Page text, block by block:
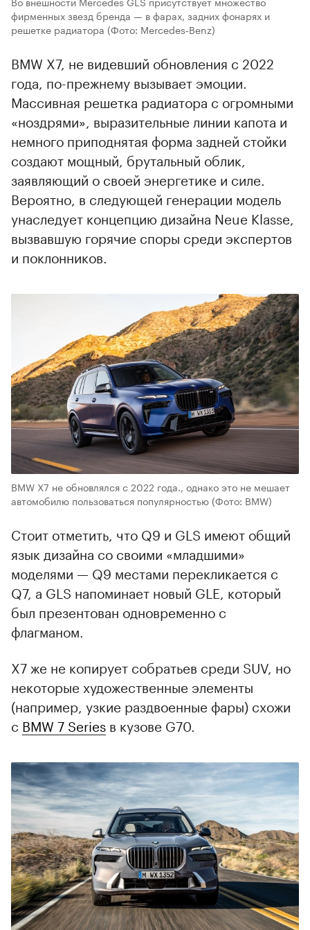
фирменных звезд бренда — в фарах, задних фонарях и
решетке радиатора (Фото: Mercedes‑Benz)
BMW X7, не видевший обновления с 2022
года, по-прежнему вызывает эмоции.
Массивная решетка радиатора с огромными
«ноздрями», выразительные линии капота и
немного приподнятая форма задней стойки
создают мощный, брутальный облик,
заявляющий о своей энергетике и силе.
Вероятно, в следующей генерации модель
унаследует концепцию дизайна Neue Klasse,
вызвавшую горячие споры среди экспертов
и поклонников.
BMW X7 не обновлялся с 2022 года., однако это не мешает
автомобилю пользоваться популярностью(Фото: BMW)
Стоит отметить, что Q9 и GLS имеют общий
язык дизайна со своими «младшими»
моделями — Q9 местами перекликается с
Q7, а GLS напоминает новый GLE, который
был презентован одновременно с
флагманом.
X7 же не копирует собратьев среди SUV, но
некоторые художественные элементы
(например, узкие раздвоенные фары) схожи
с BMW 7 Series в кузове G70.